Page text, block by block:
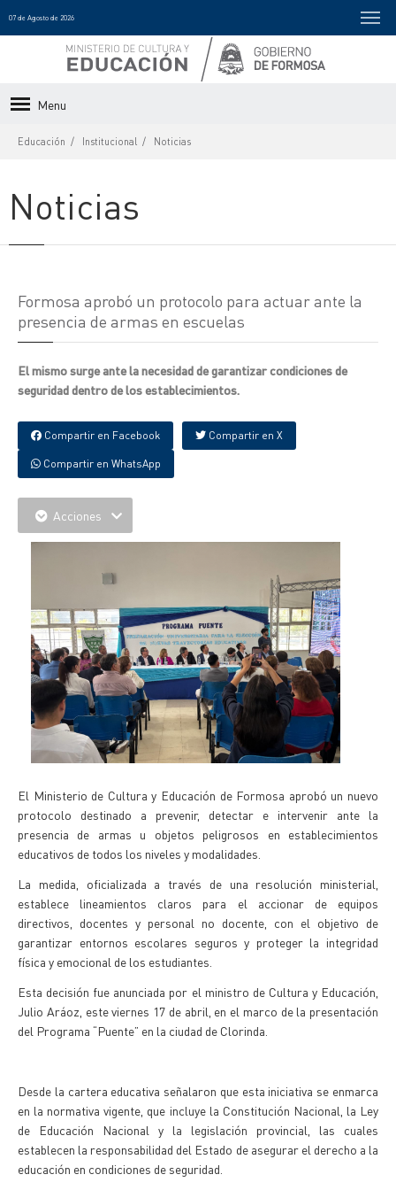
07 de Agosto de 2026
Menu
Educación Institucional Noticias
Noticias
Formosa aprobó un protocolo para actuar ante la
presencia de armas en escuelas
El mismo surge ante la necesidad de garantizar condiciones de
seguridad dentro de los establecimientos.
Compartir en Facebook Compartir en X
Compartir en WhatsApp
Acciones
El Ministerio de Cultura y Educación de Formosa aprobó un nuevo
protocolo destinado a prevenir, detectar e intervenir ante la
presencia de armas u objetos peligrosos en establecimientos
educativos de todos los niveles y modalidades.
La medida, oficializada a través de una resolución ministerial,
establece lineamientos claros para el accionar de equipos
directivos, docentes y personal no docente, con el objetivo de
garantizar entornos escolares seguros y proteger la integridad
física y emocional de los estudiantes.
Esta decisión fue anunciada por el ministro de Cultura y Educación,
Julio Aráoz, este viernes 17 de abril, en el marco de la presentación
del Programa “Puente” en la ciudad de Clorinda.
Desde la cartera educativa señalaron que esta iniciativa se enmarca
en la normativa vigente, que incluye la Constitución Nacional, la Ley
de Educación Nacional y la legislación provincial, las cuales
establecen la responsabilidad del Estado de asegurar el derecho a la
educación en condiciones de seguridad.